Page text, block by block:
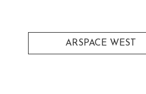
ARSPACE WEST